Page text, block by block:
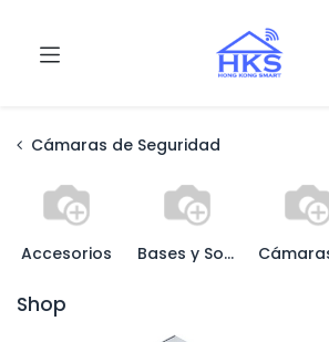
Cámaras de Seguridad
Accesorios Bases y Soportes
Shop